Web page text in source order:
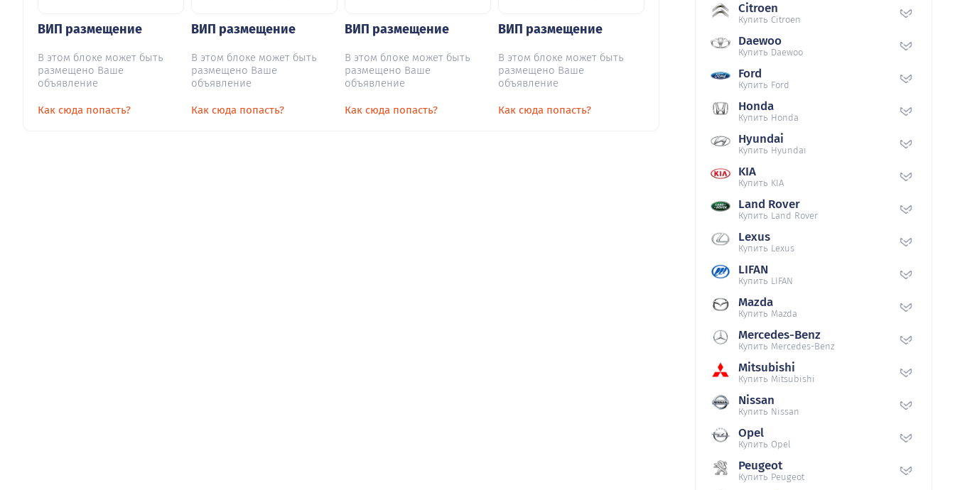
ВИП размещение
В этом блоке может быть
размещено Ваше
объявление
Как сюда попасть?
ВИП размещение
В этом блоке может быть
размещено Ваше
объявление
Как сюда попасть?
ВИП размещение
В этом блоке может быть
размещено Ваше
объявление
Как сюда попасть?
ВИП размещение
В этом блоке может быть
размещено Ваше
объявление
Как сюда попасть?
Citroen
Купить Citroen
Daewoo
Купить Daewoo
Ford
Купить Ford
Honda
Купить Honda
Hyundai
Купить Hyundai
KIA
Купить KIA
Land Rover
Купить Land Rover
Lexus
Купить Lexus
LIFAN
Купить LIFAN
Mazda
Купить Mazda
Mercedes-Benz
Купить Mercedes-Benz
Mitsubishi
Купить Mitsubishi
Nissan
Купить Nissan
Opel
Купить Opel
Peugeot
Купить Peugeot